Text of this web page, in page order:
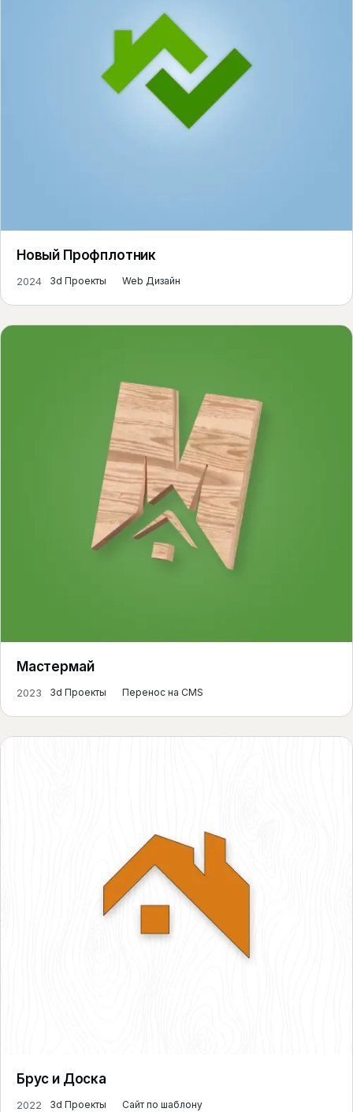
Новый Профплотник
2024 3d Проекты Web Дизайн
Мастермай
2023 3d Проекты Перенос на CMS
Брус и Доска
2022 3d Проекты Сайт по шаблону